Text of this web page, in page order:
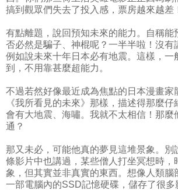
搞到觀眾們失去了投入感，票房越來越差
有點離題，說回預知未來的能力。自稱能
否必然是騙子、神棍呢？一半半啦！沒有
例如說未來十年日本必有地震。這樣，一
到，不用靠甚麼超能力。
不過若然好像最近成為焦點的日本漫畫家
《我所看見的未來》那樣，描述得那麼仔
會有大地震、海嘯。我就不太相信！那麼
通？
那又未必，可能他真的夢見這堆景象。別
條影片中也講過，某些僧人打坐冥想時，
象，但其實並非真實的東西。想像人類腦
一部電腦內的SSD記憶硬碟，儲存了很多